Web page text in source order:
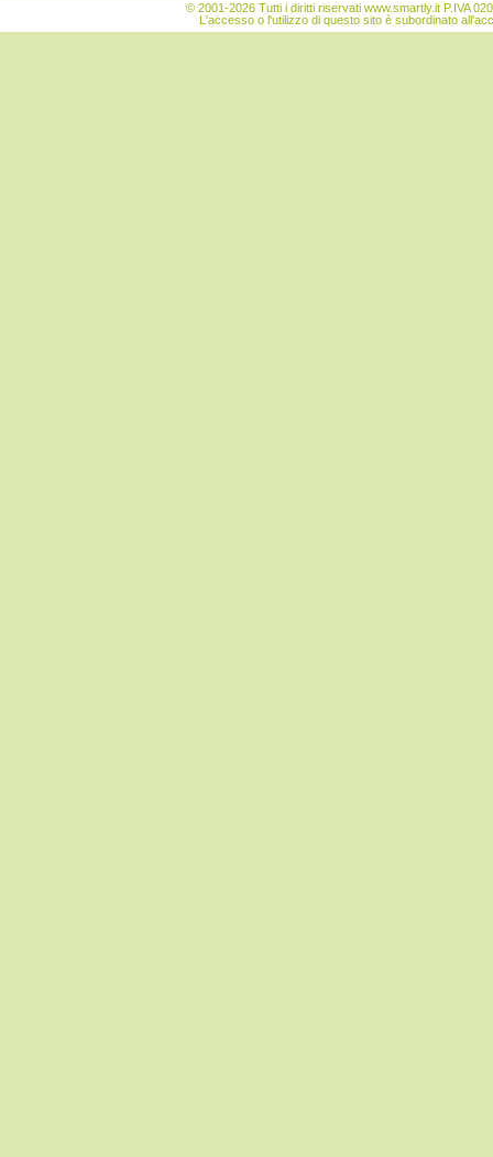
© 2001-2026 Tutti i diritti riservati www.smartly.it P.IVA
L'accesso o l'utilizzo di questo sito è subordinato